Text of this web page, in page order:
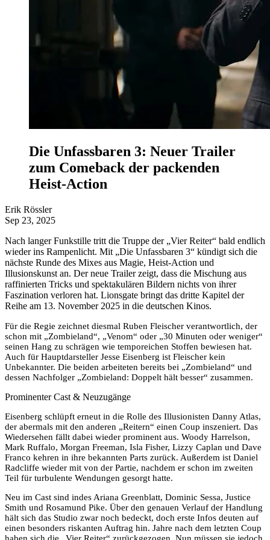
Die Unfassbaren 3: Neuer Trailer
zum Comeback der packenden
Heist-Action
Erik Rössler
Sep 23, 2025
Nach langer Funkstille tritt die Truppe der „Vier Reiter“ bald endlich
wieder ins Rampenlicht. Mit „Die Unfassbaren 3“ kündigt sich die
nächste Runde des Mixes aus Magie, Heist-Action und
Illusionskunst an. Der neue Trailer zeigt, dass die Mischung aus
raffinierten Tricks und spektakulären Bildern nichts von ihrer
Faszination verloren hat. Lionsgate bringt das dritte Kapitel der
Reihe am 13. November 2025 in die deutschen Kinos.
Für die Regie zeichnet diesmal Ruben Fleischer verantwortlich, der
schon mit „Zombieland“, „Venom“ oder „30 Minuten oder weniger“
seinen Hang zu schrägen wie temporeichen Stoffen bewiesen hat.
Auch für Hauptdarsteller Jesse Eisenberg ist Fleischer kein
Unbekannter. Die beiden arbeiteten bereits bei „Zombieland“ und
dessen Nachfolger „Zombieland: Doppelt hält besser“ zusammen.
Prominenter Cast & Neuzugänge
Eisenberg schlüpft erneut in die Rolle des Illusionisten Danny Atlas,
der abermals mit den anderen „Reitern“ einen Coup inszeniert. Das
Wiedersehen fällt dabei wieder prominent aus. Woody Harrelson,
Mark Ruffalo, Morgan Freeman, Isla Fisher, Lizzy Caplan und Dave
Franco kehren in ihre bekannten Parts zurück. Außerdem ist Daniel
Radcliffe wieder mit von der Partie, nachdem er schon im zweiten
Teil für turbulente Wendungen gesorgt hatte.
Neu im Cast sind indes Ariana Greenblatt, Dominic Sessa, Justice
Smith und Rosamund Pike. Über den genauen Verlauf der Handlung
hält sich das Studio zwar noch bedeckt, doch erste Infos deuten auf
einen besonders riskanten Auftrag hin. Jahre nach dem letzten Coup